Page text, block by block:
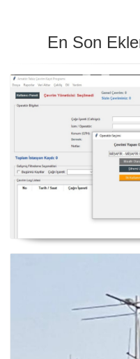
En Son
NexQso Telsiz